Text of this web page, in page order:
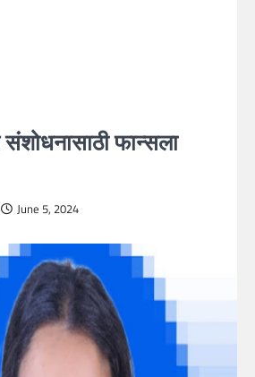
संशोधनासाठी फान्सला
June 5, 2024